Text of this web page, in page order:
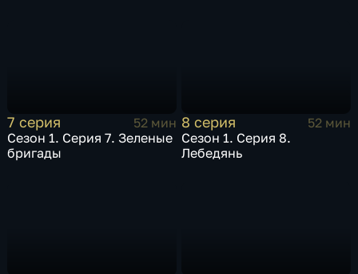
7 серия
52 мин
Сезон 1. Серия 7. Зеленые
бригады
8 серия
52 мин
Сезон 1. Серия 8.
Лебедянь